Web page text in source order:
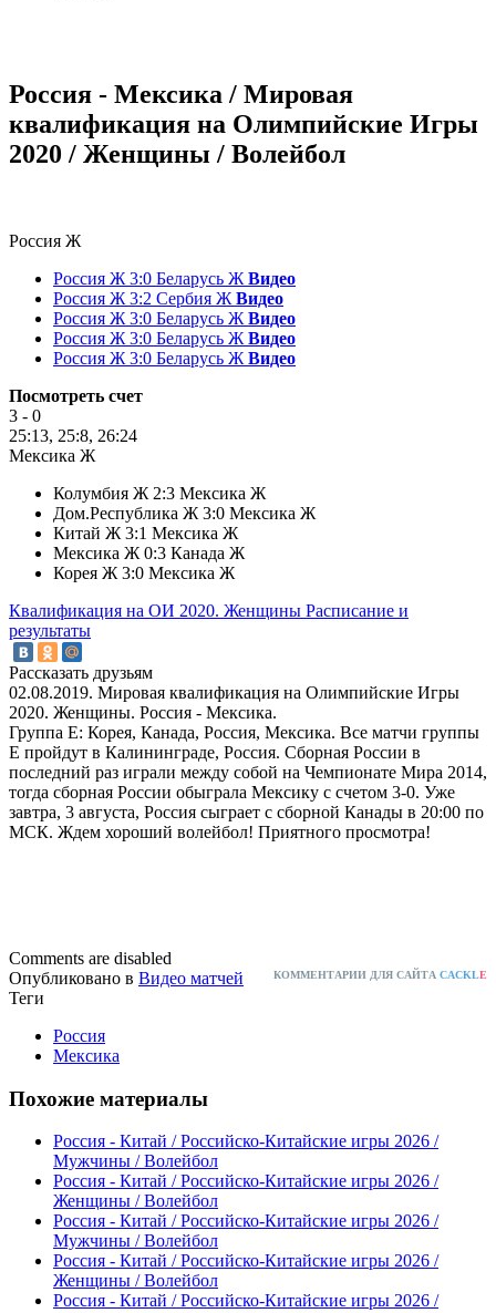
Россия - Мексика / Мировая
квалификация на Олимпийские Игры
2020 / Женщины / Волейбол
Россия Ж
Россия Ж 3:0 Беларусь Ж Видео
Россия Ж 3:2 Сербия Ж Видео
Россия Ж 3:0 Беларусь Ж Видео
Россия Ж 3:0 Беларусь Ж Видео
Россия Ж 3:0 Беларусь Ж Видео
Посмотреть счет
3 - 0
25:13, 25:8, 26:24
Мексика Ж
Колумбия Ж 2:3 Мексика Ж
Дом.Республика Ж 3:0 Мексика Ж
Китай Ж 3:1 Мексика Ж
Мексика Ж 0:3 Канада Ж
Корея Ж 3:0 Мексика Ж
Квалификация на ОИ 2020. Женщины Расписание и
результаты
Рассказать друзьям
02.08.2019. Мировая квалификация на Олимпийские Игры
2020. Женщины. Россия - Мексика.
Группа E: Корея, Канада, Россия, Мексика. Все матчи группы
E пройдут в Калининграде, Россия. Сборная России в
последний раз играли между собой на Чемпионате Мира 2014,
тогда сборная России обыграла Мексику с счетом 3-0. Уже
завтра, 3 августа, Россия сыграет с сборной Канады в 20:00 по
МСК. Ждем хороший волейбол! Приятного просмотра!
Comments are disabled
КОММЕНТАРИИ ДЛЯ САЙТА CACKLE
Опубликовано в Видео матчей
Теги
Россия
Мексика
Похожие материалы
Россия - Китай / Российско-Китайские игры 2026 /
Мужчины / Волейбол
Россия - Китай / Российско-Китайские игры 2026 /
Женщины / Волейбол
Россия - Китай / Российско-Китайские игры 2026 /
Мужчины / Волейбол
Россия - Китай / Российско-Китайские игры 2026 /
Женщины / Волейбол
Россия - Китай / Российско-Китайские игры 2026 /